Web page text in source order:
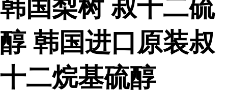
韩国梨树 叔十二硫
醇 韩国进口原装叔
十二烷基硫醇